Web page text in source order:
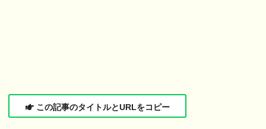
この記事のタイトルとURLをコピー